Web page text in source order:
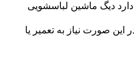
دیگ ماشین لباسشویی
صورت نیاز به تعمیر یا